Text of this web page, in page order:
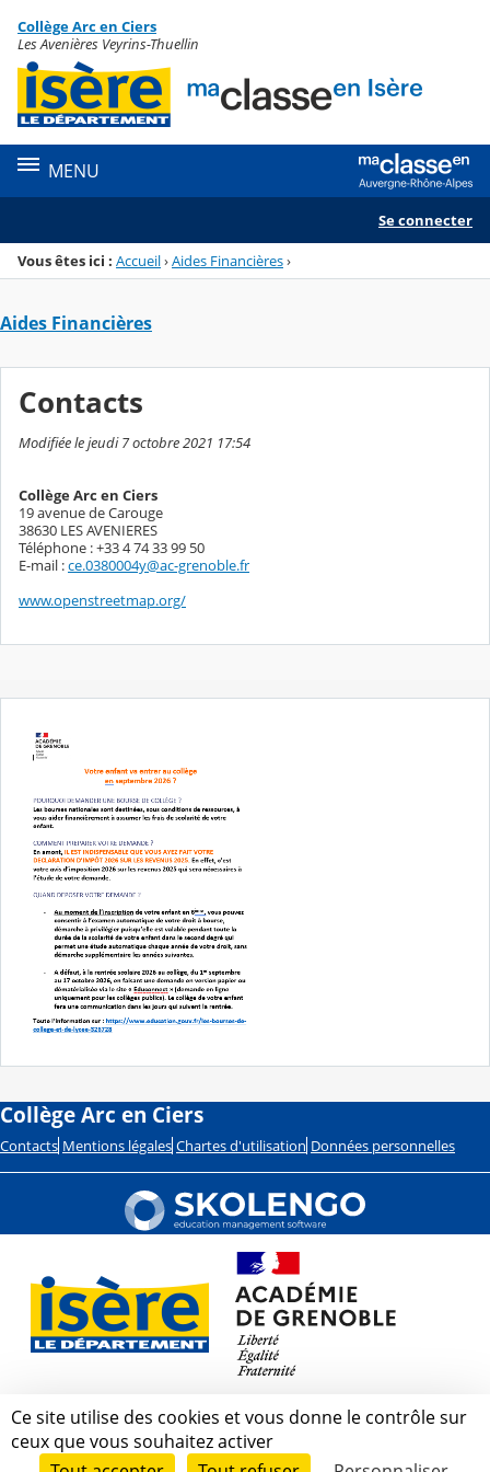
Menu de la rubrique
Contenu
Collège Arc en Ciers
Les Avenières Veyrins-Thuellin
MENU
Se connecter
Vous êtes ici : Accueil›Aides Financières›
Aides Financières
Contacts
Modifiée le jeudi 7 octobre 2021 17:54
Collège Arc en Ciers
19 avenue de Carouge
38630 LES AVENIERES
Téléphone : +33 4 74 33 99 50
E-mail :ce.0380004y@ac-grenoble.fr
www.openstreetmap.org/
Collège Arc en Ciers
Contacts Mentions légales Chartes d'utilisation Données personnelles
Ce site utilise des cookies et vous donne le contrôle sur
ceux que vous souhaitez activer